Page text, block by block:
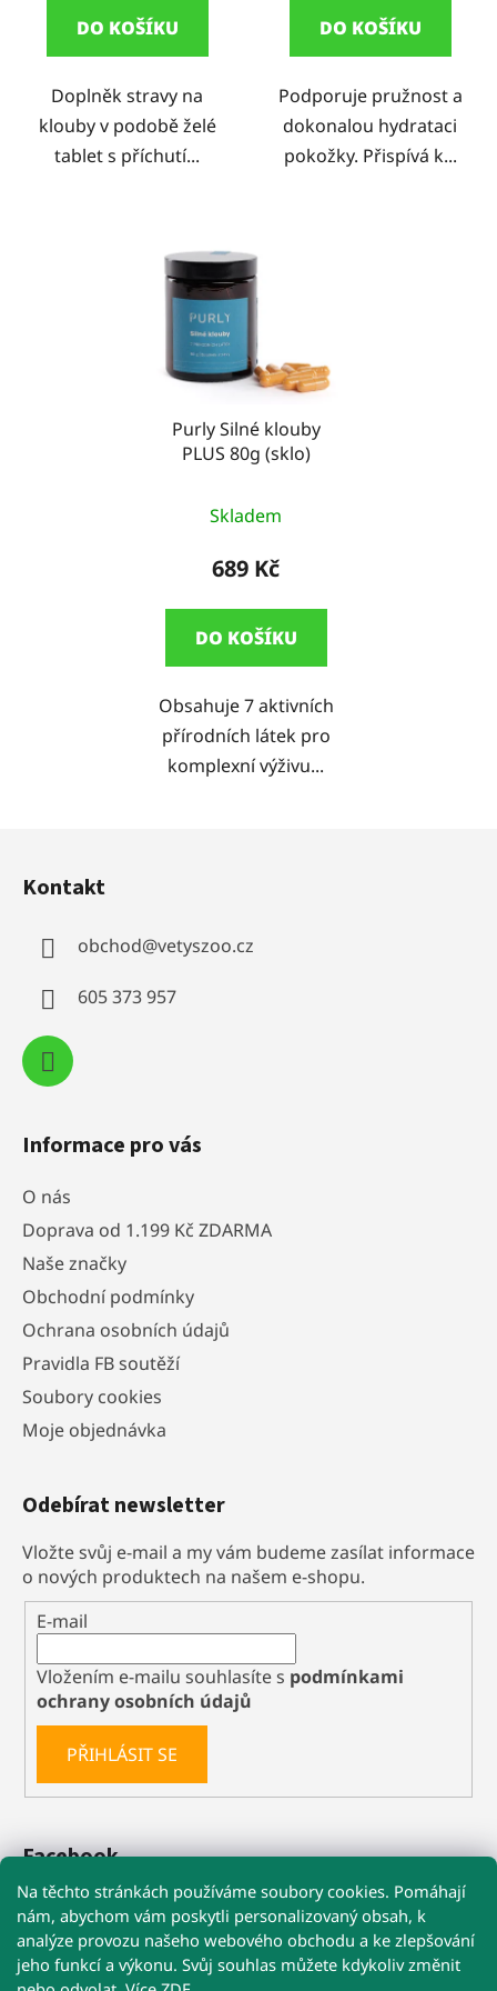
Na těchto stránkách používáme soubory cookies. Pomáhají
nám, abychom vám poskytli personalizovaný obsah, k
analýze provozu našeho webového obchodu a ke zlepšování
jeho funkcí a výkonu. Svůj souhlas můžete kdykoliv změnit
🚚 Při nákupu nad 1 199 Kč máte dopravu
ZDARMA
z
hvězdiček.
DO KOŠÍKU
Doplněk stravy na
klouby v podobě želé
tablet s příchutí...
DO KOŠÍKU
Podporuje pružnost a
dokonalou hydrataci
pokožky. Přispívá k...
Purly Silné klouby
PLUS 80g (sklo)
Skladem
689 Kč
DO KOŠÍKU
Obsahuje 7 aktivních
přírodních látek pro
komplexní výživu...
Kontakt
obchod@vetyszoo.cz
605 373 957
Informace pro vás
O nás
Doprava od 1.199 Kč ZDARMA
Naše značky
Obchodní podmínky
Ochrana osobních údajů
Pravidla FB soutěží
Soubory cookies
Moje objednávka
Odebírat newsletter
Vložte svůj e-mail a my vám budeme zasílat informace
o nových produktech na našem e-shopu.
E-mail
Vložením e-mailu souhlasíte s podmínkami
ochrany osobních údajů
PŘIHLÁSIT SE
Facebook